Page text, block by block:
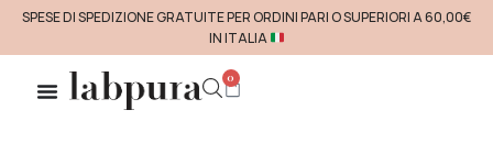
SPESE DI SPEDIZIONE GRATUITE PER ORDINI PARI O SUPERIORI A 60,00€
IN ITALIA
0